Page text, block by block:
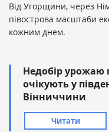
Від Угорщини, через
півострова масштаби
кожним днем.
Недобір урожаю
очікують у
Вінниччини
Читати